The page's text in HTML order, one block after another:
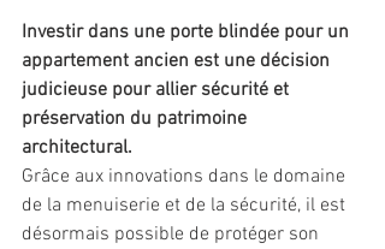
Investir dans une porte blindée pour un
appartement ancien est une décision
judicieuse pour allier sécurité et
préservation du patrimoine
architectural.
Grâce aux innovations dans le domaine
de la menuiserie et de la sécurité, il est
désormais possible de protéger son